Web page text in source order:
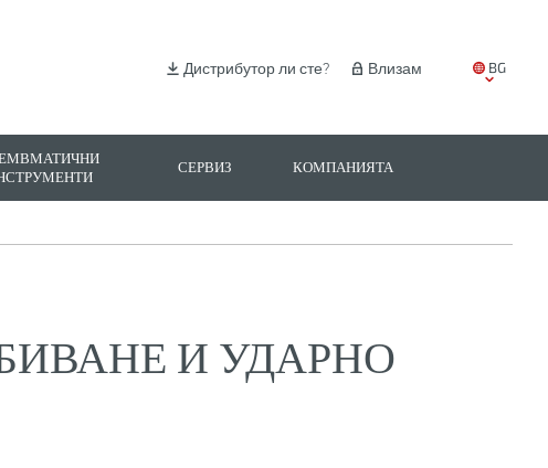
BG
Влизам
Дистрибутор ли сте?
СЕРВИЗ КОМПАНИЯТА
И УДАРНО